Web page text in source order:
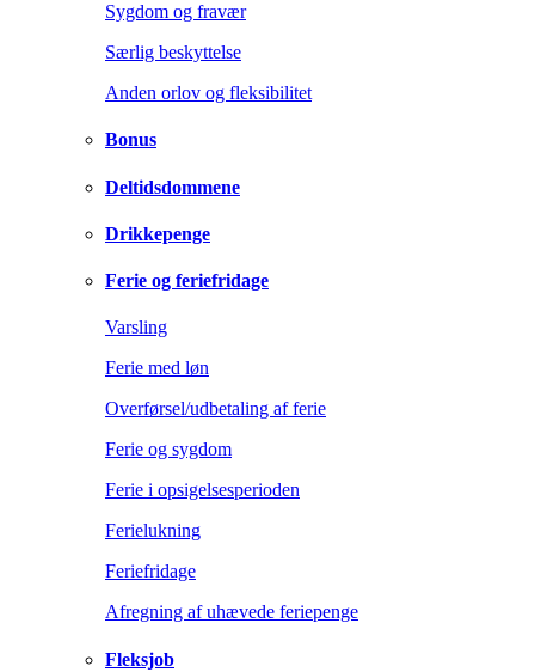
Sygdom og fravær
Særlig beskyttelse
Anden orlov og fleksibilitet
Bonus
Deltidsdommene
Drikkepenge
Ferie og feriefridage
Varsling
Ferie med løn
Overførsel/udbetaling af ferie
Ferie og sygdom
Ferie i opsigelsesperioden
Ferielukning
Feriefridage
Afregning af uhævede feriepenge
Fleksjob